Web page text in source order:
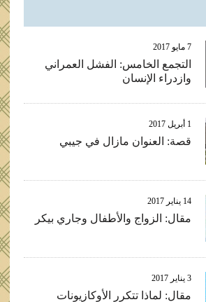
7 مايو 2017
التجمع الخامس: الفشل العمراني
وازدراء الإنسان
1 أبريل 2017
قصة: العنوان مازال في جيبي
14 يناير 2017
مقال: الزواج والأطفال وجاري بيكر
3 يناير 2017
مقال: لماذا تتكرر الأوكازيونات